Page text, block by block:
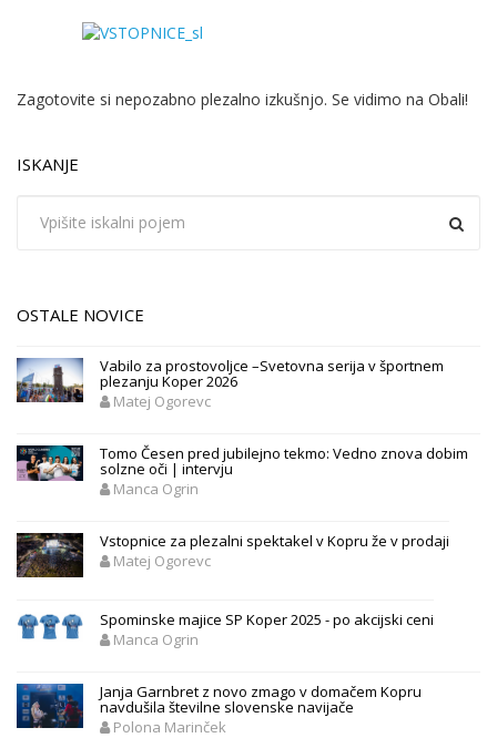
Zagotovite si nepozabno plezalno izkušnjo. Se vidimo na Obali!
ISKANJE
OSTALE NOVICE
Vabilo za prostovoljce –Svetovna serija v športnem
plezanju Koper 2026
Matej Ogorevc
Tomo Česen pred jubilejno tekmo: Vedno znova dobim
solzne oči | intervju
Manca Ogrin
Vstopnice za plezalni spektakel v Kopru že v prodaji
Matej Ogorevc
Spominske majice SP Koper 2025 - po akcijski ceni
Manca Ogrin
Janja Garnbret z novo zmago v domačem Kopru
navdušila številne slovenske navijače
Polona Marinček